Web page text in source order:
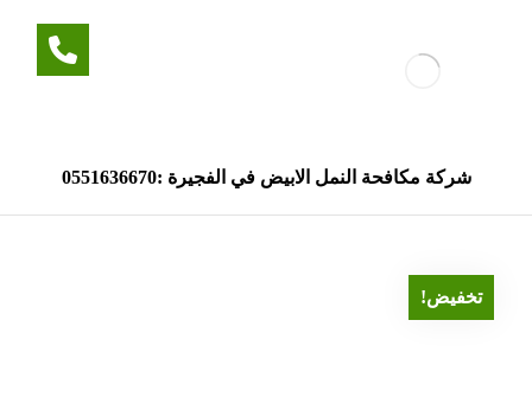
شركة مكافحة النمل الابيض في الفجيرة :0551636670
تخفيض!